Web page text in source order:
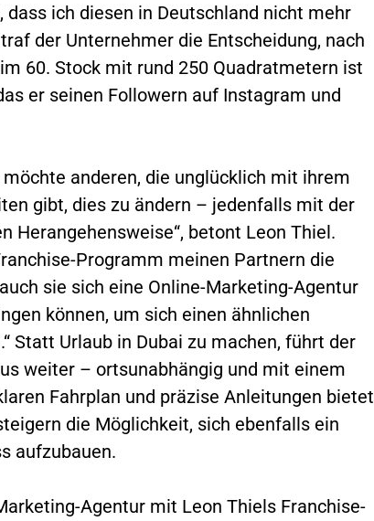
ich diesen in Deutschland nicht mehr
der Unternehmer die Entscheidung, nach
60. Stock mit rund 250 Quadratmetern ist
er seinen Followern auf Instagram und
anderen, die unglücklich mit ihrem
gibt, dies zu ändern – jedenfalls mit der
Herangehensweise“, betont Leon Thiel.
Programm meinen Partnern die
sie sich eine Online-Marketing-Agentur
können, um sich einen ähnlichen
Statt Urlaub in Dubai zu machen, führt der
weiter – ortsunabhängig und mit einem
Fahrplan und präzise Anleitungen bietet
die Möglichkeit, sich ebenfalls ein
aufzubauen.
Agentur mit Leon Thiels Franchise-